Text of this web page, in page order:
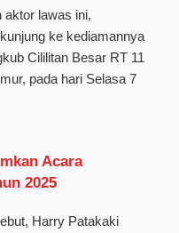
aktor lawas ini,
ke kediamannya
Cililitan Besar RT 11
pada hari Selasa 7
Acara
2025
Harry Patakaki